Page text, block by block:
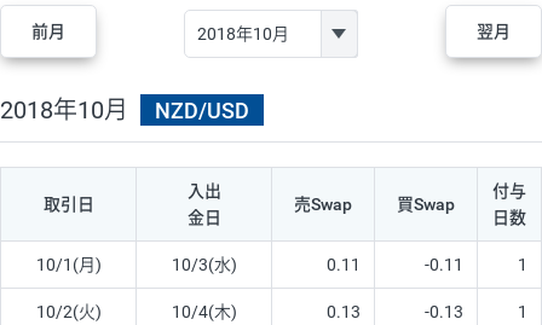
前月 翌月
2018年10月 NZD/USD
取引日
入出
金日
売Swap 買Swap
付与
日数
10/1(月) 10/3(水) 0.11 -0.11 1
10/2(火) 10/4(木) 0.13 -0.13 1